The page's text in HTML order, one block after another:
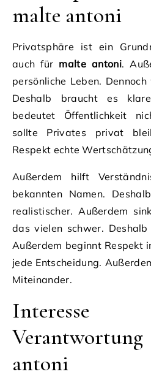
malte antoni
Privatsphäre ist ein
auch für malte antoni.
persönliche Leben.
Deshalb braucht es
bedeutet Öffentlichkeit
sollte Privates privat
Respekt echte
Außerdem hilft
bekannten Namen.
realistischer. Außerdem
das vielen schwer.
Außerdem beginnt Respekt
jede Entscheidung.
Miteinander.
antoni